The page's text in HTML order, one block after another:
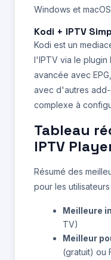
Windows et
Kodi + IPTV
Kodi est un
l'IPTV via le plugin
avancée avec
avec d'autres add-
complexe à
Tableau
IPTV
Résumé des
pour les utilisateurs
Meilleure
TV)
Meilleur
(gratuit) ou